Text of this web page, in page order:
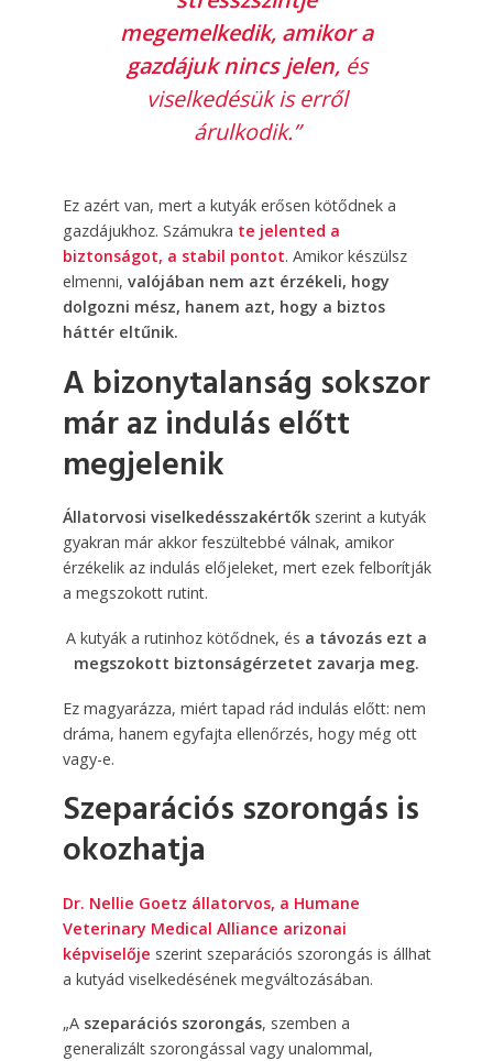
megemelkedik, amikor a
gazdájuk nincs jelen,és
viselkedésük is erről
árulkodik.”
Ez azért van, mert a kutyák erősen kötődnek a
gazdájukhoz. Számukra te jelented a
biztonságot, a stabil pontot. Amikor készülsz
elmenni, valójában nem azt érzékeli, hogy
dolgozni mész, hanem azt, hogy a biztos
háttér eltűnik.
A bizonytalanság sokszor
már az indulás előtt
megjelenik
Állatorvosi viselkedésszakértőkszerint a kutyák
gyakran már akkor feszültebbé válnak, amikor
érzékelik az indulás előjeleket, mert ezek felborítják
a megszokott rutint.
A kutyák a rutinhoz kötődnek, és a távozás ezt a
megszokott biztonságérzetet zavarja meg.
Ez magyarázza, miért tapad rád indulás előtt: nem
dráma, hanem egyfajta ellenőrzés, hogy még ott
vagy-e.
Szeparációs szorongás is
okozhatja
Dr. Nellie Goetz állatorvos, a Humane
Veterinary Medical Alliance arizonai
képviselője szerint szeparációs szorongás is állhat
a kutyád viselkedésének megváltozásában.
„A szeparációs szorongás, szemben a
generalizált szorongással vagy unalommal,